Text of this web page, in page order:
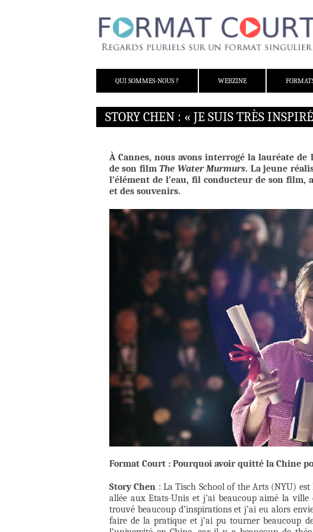
QUI SOMMES-NOUS ?
WEBZINE
STORY CHEN : « JE SUIS TRÈS
À Cannes, nous avons interrogé la lauréate
de son filmThe Water Murmurs. La jeune
l’élément de l’eau, fil conducteur de son
et des souvenirs.
Format Court : Pourquoi avoir quitté la Chine
Story Chen : La Tisch School of the Arts (NYU)
allée aux Etats-Unis et j’ai beaucoup aimé la ville
trouvé beaucoup d’inspirations et j’ai eu alors
faire de la pratique et j’ai pu tourner beaucoup